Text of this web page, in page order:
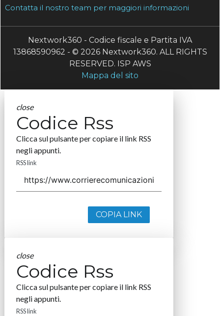
Contatta il nostro team per maggiori informazioni
Nextwork360 - Codice fiscale e Partita IVA
13868590962 - © 2026 Nextwork360. ALL RIGHTS
RESERVED. ISP AWS
Mappa del sito
close
Codice Rss
Clicca sul pulsante per copiare il link RSS
negli appunti.
RSS link
COPIA LINK
close
Codice Rss
Clicca sul pulsante per copiare il link RSS
negli appunti.
RSS link